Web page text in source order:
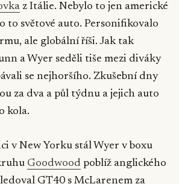
z Itálie. Nebylo to jen americké
to světové auto. Personifikovalo
ale globální říši. Jak tak
a Wyer seděli tiše mezi diváky
se nejhoršího. Zkušební dny
za dva a půl týdnu a jejich auto
kola.
v New Yorku stál Wyer v boxu
Goodwood poblíž anglického
GT40 s McLarenem za